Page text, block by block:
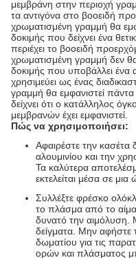
μεμβράνη στην περιοχή
τα αντιγόνα στο βοοειδή
χρωματισμένη γραμμή θα
δοκιμής που δείχνει ένα
περιέχει το βοοειδή
χρωματισμένη γραμμή δεν
δοκιμής που υποβάλλει ένα
χρησιμεύει ως ένας
γραμμή θα εμφανιστεί
δείχνει ότι ο κατάλληλος
μεμβρανών έχει εμφανιστεί.
Πώς να χρησιμοποιήσει:
Αφαιρέστε την
αλουμινίου και την
Τα καλύτερα
εκτελείται μέσα σε μια
Συλλέξτε φρέσκο
το πλάσμα από το
δυνατό την
δείγματα. Μην αφήστε
δωματίου για τις
ορών και πλάσματος